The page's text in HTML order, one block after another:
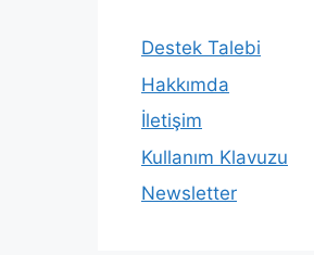
Destek Talebi
Hakkımda
İletişim
Kullanım Klavuzu
Newsletter